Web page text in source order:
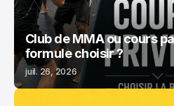
Club de MMA ou cours
formule choisir ?
juil. 26, 2026